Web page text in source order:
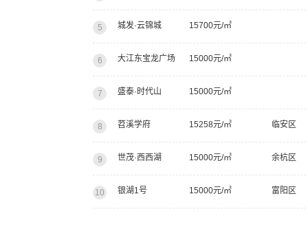
5 城发·云锦城 15700元/㎡
6 大江东宝龙广场 15000元/㎡
7 盛泰·时代山 15000元/㎡
8 苕溪学府 15258元/㎡ 临安区
9 世茂·西西湖 15000元/㎡ 余杭区
10 银湖1号 15000元/㎡ 富阳区